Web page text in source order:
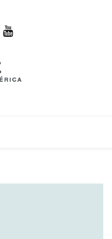
intratables